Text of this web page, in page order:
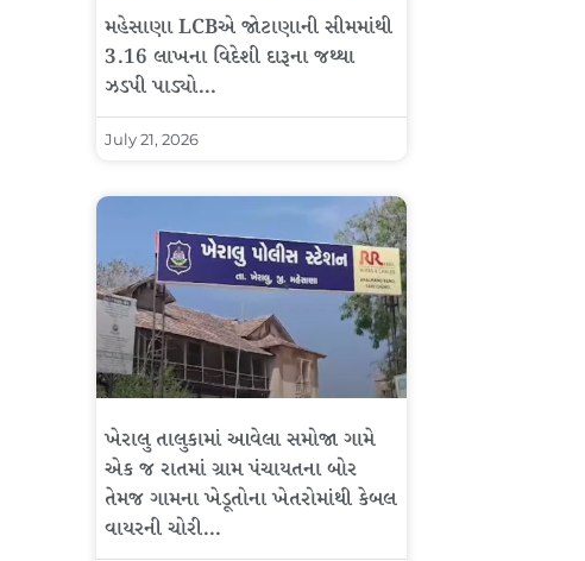
મહેસાણા LCBએ જોટાણાની સીમમાંથી
3.16 લાખના વિદેશી દારૂના જથ્થા
ઝડપી પાડ્યો…
July 21, 2026
ખેરાલુ તાલુકામાં આવેલા સમોજા ગામે
એક જ રાતમાં ગ્રામ પંચાયતના બોર
તેમજ ગામના ખેડૂતોના ખેતરોમાંથી કેબલ
વાયરની ચોરી…